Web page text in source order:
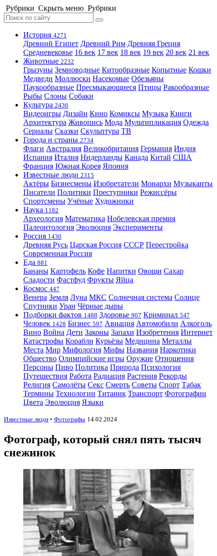
Рубрики Скрыть меню Рубрики
История 4271
Древний Египет Древний Рим Древняя Греция
Средневековье 16 век 17 век 18 век 19 век 20 век 21 век
Животные 2232
Грызуны Земноводные Китообразные Копытные Кошки
Медведи Моллюски Насекомые Обезьяны
Паукообразные Пресмыкающиеся Птицы Ракообразные
Рыбы Слоны Собаки
Культура 2436
Видеоигры Дизайн Кино Комиксы Музыка Книги
Архитектура Живопись Мода Мультипликация Одежда
Сериалы Сказки Скульптура ТВ
Города и страны 2734
Флаги Австралия Великобритания Германия Индия
Испания Италия Нидерланды Канада Китай США
Франция Южная Корея Япония
Известные люди 2315
Актёры Бизнесмены Изобретатели Монархи Музыканты
Писатели Политики Преступники Режиссёры
Спортсмены Учёные Художники
Наука 1182
Археология Математика Нобелевская премия
Палеонтология Эволюция Эксперименты
Россия 1430
Древняя Русь Царская Россия СССР Перестройка
Современная Россия
Еда 881
Бананы Картофель Кофе Напитки Овощи Сахар
Сладости Фастфуд Фрукты Яйца
Космос 447
Венера Земля Луна МКС Солнечная система Солнце
Спутники Уран Чёрные дыры
Подборки фактов 1488 Здоровье 907 Криминал 547
Человек 1428 Бизнес 597 Авиация Автомобили Алкоголь
Вино Война Дети Законы Запахи Изобретения Интернет
Катастрофы Корабли Курьёзы Медицина Металлы
Места Мир Мифология Мифы Названия Наркотики
Общество Олимпийские игры Оружие Отношения
Персоны Пиво Политика Природа Психология
Путешествия Работа Радиация Растения Рекорды
Религия Самолёты Секс Смерть Советы Спорт Табак
Термины Технологии Титаник Транспорт Фотографии
Цвета Эволюция Языки
Известные люди • Фотографы 14.02.2024
Фотограф, который снял пять тысяч
снежинок